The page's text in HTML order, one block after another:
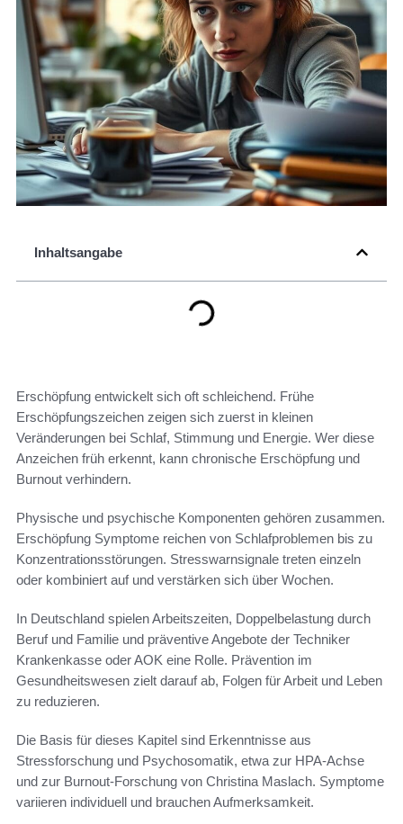
Inhaltsangabe
Erschöpfung entwickelt sich oft schleichend. Frühe
Erschöpfungszeichen zeigen sich zuerst in kleinen
Veränderungen bei Schlaf, Stimmung und Energie. Wer diese
Anzeichen früh erkennt, kann chronische Erschöpfung und
Burnout verhindern.
Physische und psychische Komponenten gehören zusammen.
Erschöpfung Symptome reichen von Schlafproblemen bis zu
Konzentrationsstörungen. Stresswarnsignale treten einzeln
oder kombiniert auf und verstärken sich über Wochen.
In Deutschland spielen Arbeitszeiten, Doppelbelastung durch
Beruf und Familie und präventive Angebote der Techniker
Krankenkasse oder AOK eine Rolle. Prävention im
Gesundheitswesen zielt darauf ab, Folgen für Arbeit und Leben
zu reduzieren.
Die Basis für dieses Kapitel sind Erkenntnisse aus
Stressforschung und Psychosomatik, etwa zur HPA-Achse
und zur Burnout-Forschung von Christina Maslach. Symptome
variieren individuell und brauchen Aufmerksamkeit.